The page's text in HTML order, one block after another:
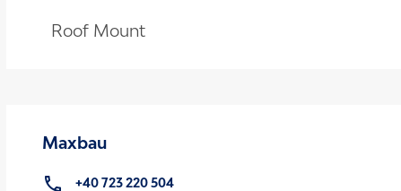
Roof Mount
Maxbau
+40 723 220 504